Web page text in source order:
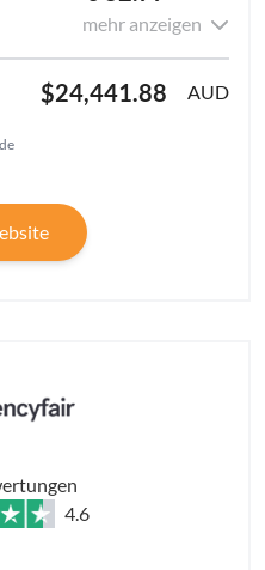
mehr anzeigen
$24,441.88 AUD
4.6